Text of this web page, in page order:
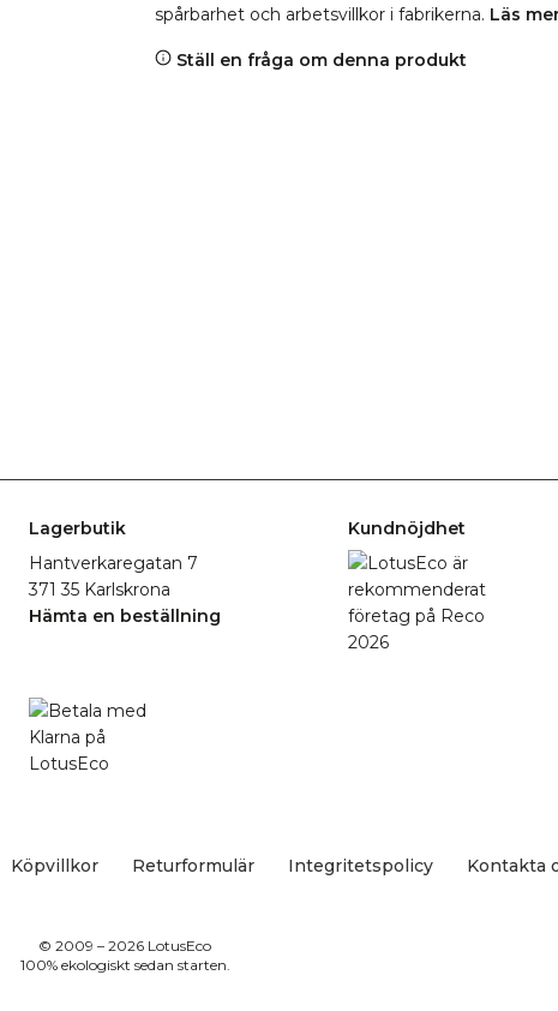
spårbarhet och arbetsvillkor i fabrikerna. Läs
Ställ en fråga om denna produkt
Lagerbutik
Hantverkaregatan 7
371 35 Karlskrona
Hämta en beställning
Kundnöjdhet
Köpvillkor Returformulär Integritetspolicy Kontakta
© 2009 – 2026 LotusEco
100% ekologiskt sedan starten.